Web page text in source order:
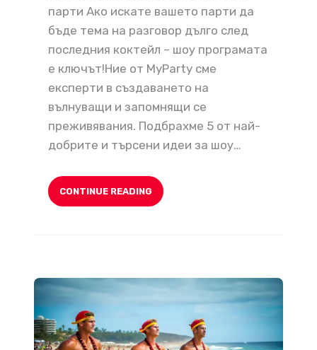
парти Ако искате вашето парти да
бъде тема на разговор дълго след
последния коктейл – шоу програмата
е ключът!Ние от MyParty сме
експерти в създаването на
вълнуващи и запомнящи се
преживявания. Подбрахме 5 от най-
добрите и търсени идеи за шоу…
CONTINUE READING